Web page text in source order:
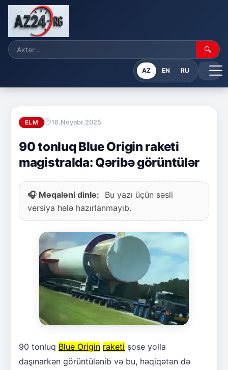
🔍
AZ EN RU
ELM 16.Noyabr.2025
90 tonluq Blue Origin raketi
magistralda: Qəribə görüntülər
🎧 Məqaləni dinlə:
Bu yazı üçün səsli
versiya hələ hazırlanmayıb.
90 tonluq Blue Origin raketi şose yolla
daşınarkən görüntülənib və bu, həqiqətən də